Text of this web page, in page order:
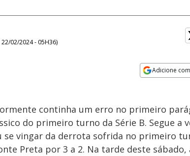
22/02/2024 - 05H36)
Adicione
continha um erro no primeiro
do primeiro turno da Série B. Segue a
se vingar da derrota sofrida no primeiro
Preta por 3 a 2. Na tarde deste sábado,